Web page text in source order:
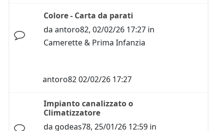
Colore - Carta da parati
da antoro82, 02/02/26 17:27 in
Camerette & Prima Infanzia
antoro8202/02/26 17:27
Impianto canalizzato o
Climatizzatore
da godeas78, 25/01/26 12:59 in